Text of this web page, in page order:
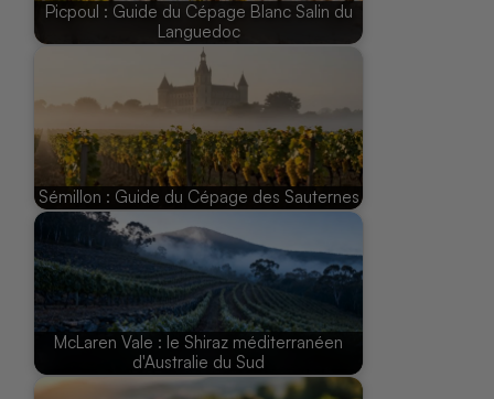
Picpoul : Guide du Cépage Blanc Salin du
Languedoc
Sémillon : Guide du Cépage des Sauternes
McLaren Vale : le Shiraz méditerranéen
d'Australie du Sud